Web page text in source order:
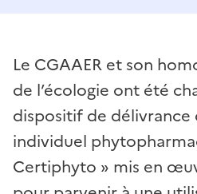
Le CGAAER et son
de l’écologie ont été
dispositif de
individuel
Certiphyto » mis en